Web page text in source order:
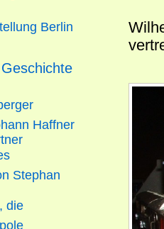
Berlin
Haffner
Stephan
die